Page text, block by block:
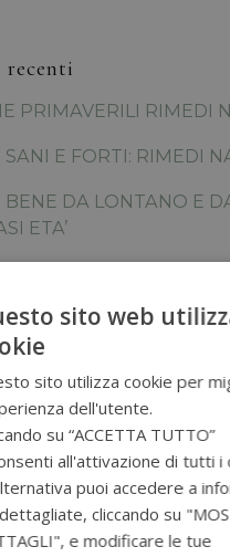
PRIMAVERILI RIMEDI
SANI E FORTI: RIMEDI
BENE DA LONTANO E
ETA’
PROBIOTICI E
ONLINE O IN
SUPER FOOD
TRANSIZIONE
3 ED ECCESSO DI
sito web
sito utilizza cookie per
dell'utente.
su “ACCETTA TUTTO”
all'attivazione di tutti i
puoi accedere a
cliccando su
e modificare le tue